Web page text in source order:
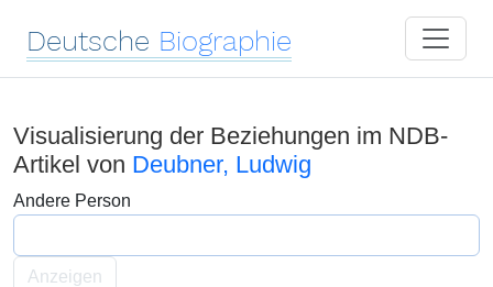
Deutsche Biographie
Visualisierung der Beziehungen im NDB-
Artikel von Deubner, Ludwig
Andere Person
Anzeigen